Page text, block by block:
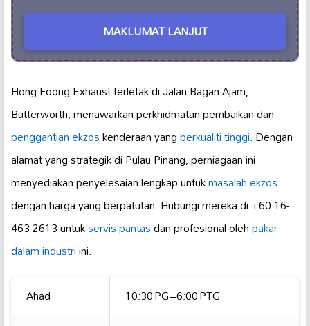
MAKLUMAT LANJUT
Hong Foong Exhaust terletak di Jalan Bagan Ajam,
Butterworth, menawarkan perkhidmatan pembaikan dan
penggantian ekzoskenderaan yangberkualiti tinggi. Dengan
alamat yang strategik di Pulau Pinang, perniagaan ini
menyediakan penyelesaian lengkap untukmasalah ekzos
dengan harga yang berpatutan. Hubungi mereka di +60 16-
463 2613 untukservis pantasdan profesional olehpakar
dalam industriini.
Ahad
10:30 PG–6:00 PTG